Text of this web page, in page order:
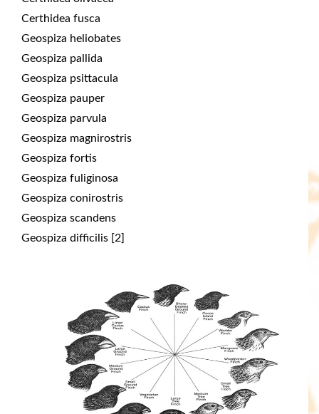
Certhidea fusca
Geospiza heliobates
Geospiza pallida
Geospiza psittacula
Geospiza pauper
Geospiza parvula
Geospiza magnirostris
Geospiza fortis
Geospiza fuliginosa
Geospiza conirostris
Geospiza scandens
Geospiza difficilis [2]